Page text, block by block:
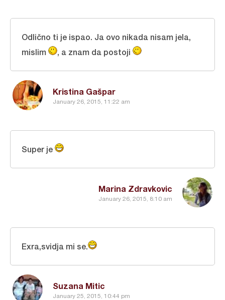
Kristina Gašpar
January 26, 2015, 11:22 am
Odlično ti je ispao. Ja ovo nikada nisam jela,
mislim
, a znam da postoji
Marina Zdravkovic
January 26, 2015, 8:10 am
Super je
Suzana Mitic
January 25, 2015, 10:44 pm
Exra,svidja mi se.